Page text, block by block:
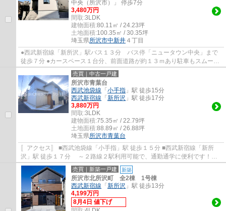
中央（所沢市）」 停歩7分
3,480万円
間取:3LDK
建物面積:80.11㎡ / 24.23坪
土地面積:100.35㎡ / 30.35坪
埼玉県所沢市中新井 ４丁目
●西武新宿線「新所沢」駅バス１３分 バス停「ニュータウン中央」まで
徒歩７分 ●カースペース１台分、前面道路が約１３ｍあり駐車もスムーズ
●陽当たり、通風良好の「角地」 ●南向きの...
売買｜中古一戸建
所沢市青葉台
西武池袋線 「 小手指 」駅 徒歩15分
西武新宿線 「 新所沢 」駅 徒歩17分
3,880万円
間取:3LDK
建物面積:75.35㎡ / 22.79坪
土地面積:88.89㎡ / 26.88坪
埼玉県所沢市青葉台
〚アクセス〛 ■西武池袋線「小手指」駅 徒歩１５分 ■西武新宿線「新所
沢」駅 徒歩１７分 ～２路線２駅利用可能で、通勤通学に便利です！
〚おススメポイント〛 ・令和7年、大規模...
売買｜新築一戸建 新築
所沢市北所沢町 全2棟 1号棟
西武新宿線 「 新所沢 」駅 徒歩13分
4,199万円
8月4日 値下げ